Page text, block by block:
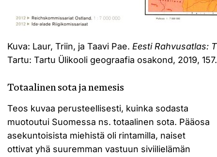
Kuva: Laur, Triin, ja Taavi Pae. Eesti Rahvusatlas:
Tartu: Tartu Ülikooli geograafia osakond, 2019, 157.
Totaalinen sota ja nemesis
Teos kuvaa perusteellisesti, kuinka sodasta
muotoutui Suomessa ns. totaalinen sota. Pääosa
asekuntoisista miehistä oli rintamilla, naiset
ottivat yhä suuremman vastuun siviilielämän